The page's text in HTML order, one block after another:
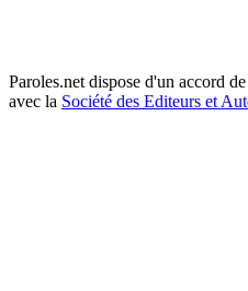
Paroles.net dispose d'un accord
avec la Société des Editeurs et